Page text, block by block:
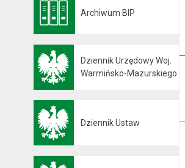
Archiwum BIP
Dziennik Urzędowy Woj.
Warmińsko-Mazurskiego
Dziennik Ustaw